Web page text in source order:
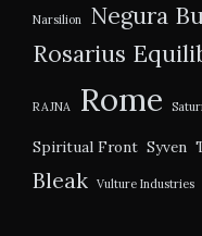
Narsilion Negura
Rosarius
RAJNA Rome
Spiritual Front Syven
Bleak Vulture Industries